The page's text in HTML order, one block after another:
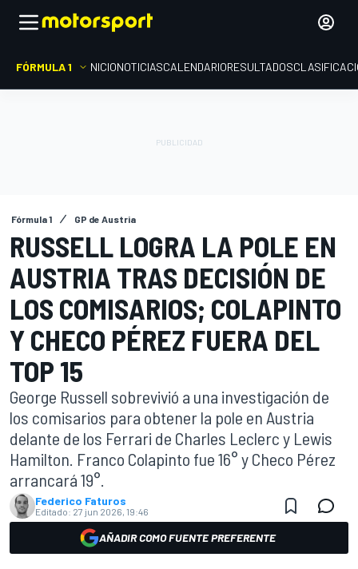
FÓRMULA 1 INICIONOTICIASCALENDARIORESULTADOS
Fórmula 1 GP de Austria
RUSSELL LOGRA LA POLE EN
AUSTRIA TRAS DECISIÓN DE
LOS COMISARIOS; COLAPINTO
Y CHECO PÉREZ FUERA DEL
TOP 15
George Russell sobrevivió a una investigación de
los comisarios para obtener la pole en Austria
delante de los Ferrari de Charles Leclerc y Lewis
Hamilton. Franco Colapinto fue 16° y Checo Pérez
arrancará 19°.
Federico Faturos
Editado: 27 jun 2026, 19:46
AÑADIR COMO FUENTE PREFERENTE